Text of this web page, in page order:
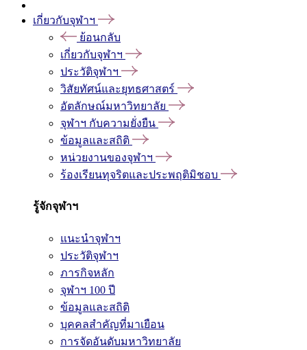
เกี่ยวกับจุฬาฯ
ย้อนกลับ
เกี่ยวกับจุฬาฯ
ประวัติจุฬาฯ
วิสัยทัศน์และยุทธศาสตร์
อัตลักษณ์มหาวิทยาลัย
จุฬาฯ กับความยั่งยืน
ข้อมูลและสถิติ
หน่วยงานของจุฬาฯ
ร้องเรียนทุจริตและประพฤติมิชอบ
รู้จักจุฬาฯ
แนะนำจุฬาฯ
ประวัติจุฬาฯ
ภารกิจหลัก
จุฬาฯ 100 ปี
ข้อมูลและสถิติ
บุคคลสำคัญที่มาเยือน
การจัดอันดับมหาวิทยาลัย